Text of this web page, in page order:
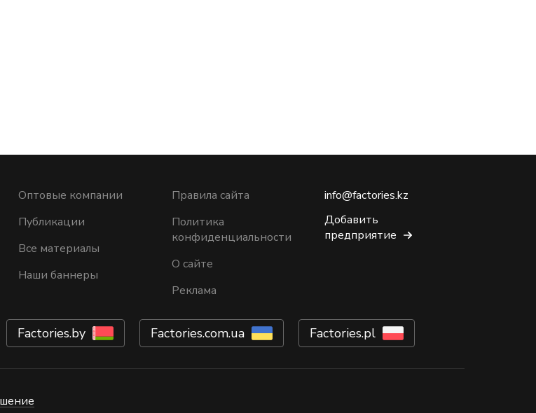
Оптовые компании
Публикации
Все материалы
Наши баннеры
Правила сайта
Политика
конфиденциальности
О сайте
Реклама
info@factories.kz
Добавить
предприятие
Factories.by Factories.com.ua Factories.pl